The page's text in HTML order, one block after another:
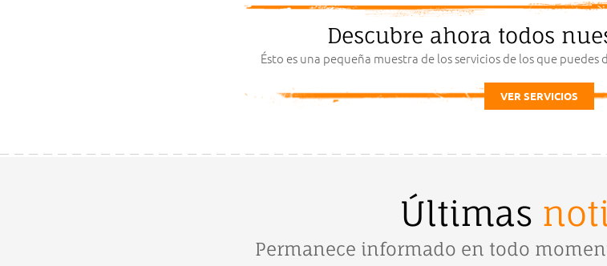
Descubre ahora todos
Ésto es una pequeña muestra de los servicios de los que
VER SERVICIOS
Últimas
Permanece informado en todo